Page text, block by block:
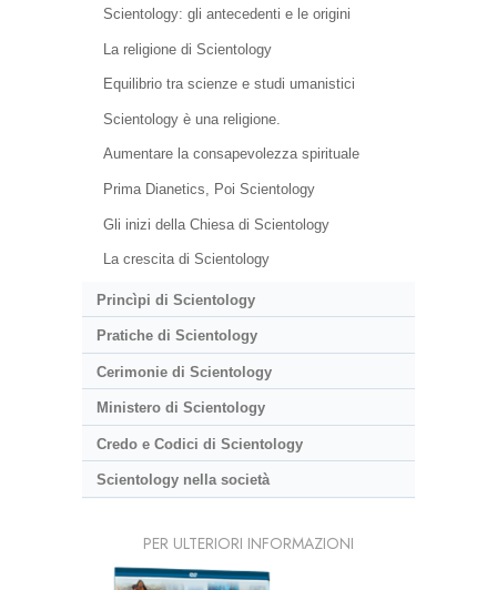
Scientology: gli antecedenti e le origini
La religione di Scientology
Equilibrio tra scienze e studi umanistici
Scientology è una religione.
Aumentare la consapevolezza spirituale
Prima Dianetics, Poi Scientology
Gli inizi della Chiesa di Scientology
La crescita di Scientology
Princìpi di Scientology
Pratiche di Scientology
Cerimonie di Scientology
Ministero di Scientology
Credo e Codici di Scientology
Scientology nella società
PER ULTERIORI INFORMAZIONI